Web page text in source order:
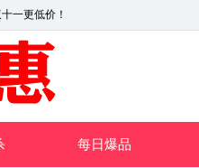
一更低价！
每日爆品